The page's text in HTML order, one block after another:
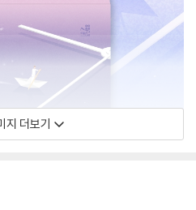
지 더보기